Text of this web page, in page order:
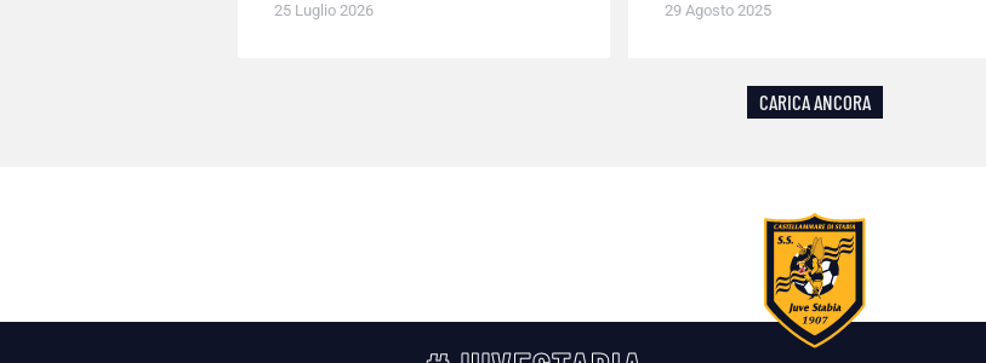
25 Luglio 2026 29 Agosto 2025
CARICA ANCORA